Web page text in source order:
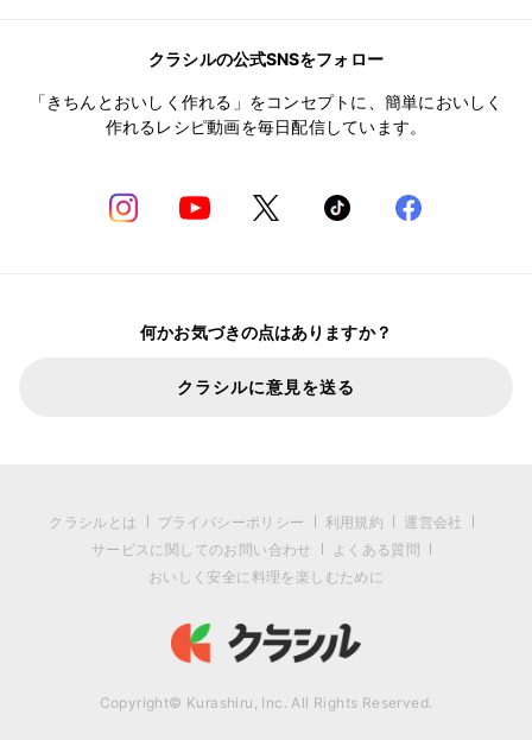
クラシルの公式SNSをフォロー
「きちんとおいしく作れる」をコンセプトに、簡単においしく
作れるレシピ動画を毎日配信しています。
何かお気づきの点はありますか？
クラシルに意見を送る
クラシルとは プライバシーポリシー 利用規約
運営会社
サービスに関してのお問い合わせ
よくある質問
おいしく安全に料理を楽しむために
Copyright© Kurashiru, Inc. All Rights Reserved.